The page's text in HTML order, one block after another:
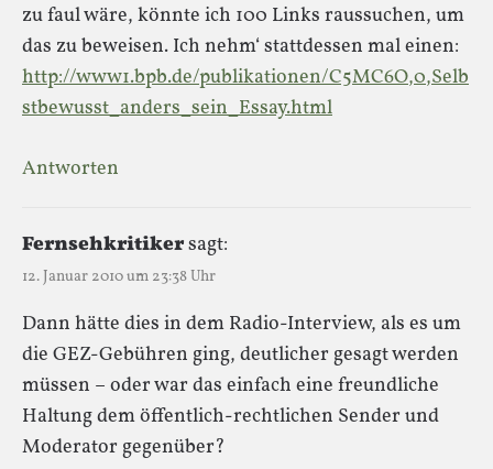
zu faul wäre, könnte ich 100 Links raussuchen, um
das zu beweisen. Ich nehm‘ stattdessen mal einen:
http://www1.bpb.de/publikationen/C5MC6O,0,Selb
stbewusst_anders_sein_Essay.html
Antworten
Fernsehkritikersagt:
12. Januar 2010 um 23:38 Uhr
Dann hätte dies in dem Radio-Interview, als es um
die GEZ-Gebühren ging, deutlicher gesagt werden
müssen – oder war das einfach eine freundliche
Haltung dem öffentlich-rechtlichen Sender und
Moderator gegenüber?